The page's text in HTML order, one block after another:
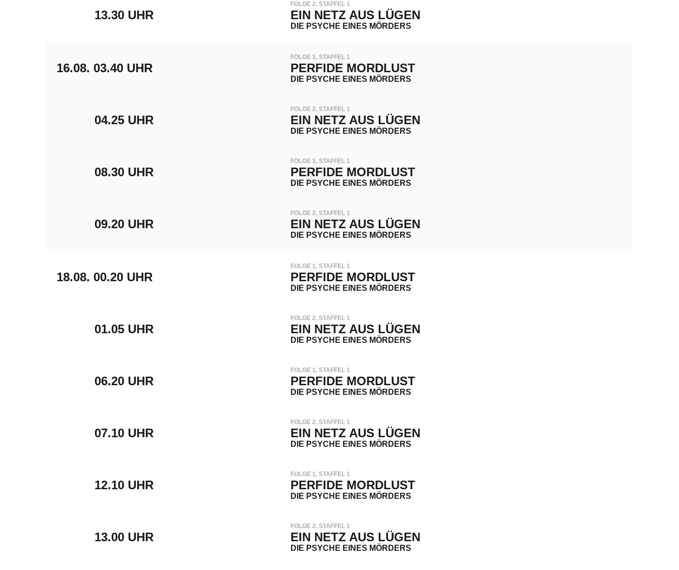
13.30 UHR
FOLGE 2, STAFFEL 1
EIN NETZ AUS LÜGEN
DIE PSYCHE EINES MÖRDERS
16.08. 03.40 UHR
FOLGE 1, STAFFEL 1
PERFIDE MORDLUST
DIE PSYCHE EINES MÖRDERS
04.25 UHR
FOLGE 2, STAFFEL 1
EIN NETZ AUS LÜGEN
DIE PSYCHE EINES MÖRDERS
08.30 UHR
FOLGE 1, STAFFEL 1
PERFIDE MORDLUST
DIE PSYCHE EINES MÖRDERS
09.20 UHR
FOLGE 2, STAFFEL 1
EIN NETZ AUS LÜGEN
DIE PSYCHE EINES MÖRDERS
18.08. 00.20 UHR
FOLGE 1, STAFFEL 1
PERFIDE MORDLUST
DIE PSYCHE EINES MÖRDERS
01.05 UHR
FOLGE 2, STAFFEL 1
EIN NETZ AUS LÜGEN
DIE PSYCHE EINES MÖRDERS
06.20 UHR
FOLGE 1, STAFFEL 1
PERFIDE MORDLUST
DIE PSYCHE EINES MÖRDERS
07.10 UHR
FOLGE 2, STAFFEL 1
EIN NETZ AUS LÜGEN
DIE PSYCHE EINES MÖRDERS
12.10 UHR
FOLGE 1, STAFFEL 1
PERFIDE MORDLUST
DIE PSYCHE EINES MÖRDERS
13.00 UHR
FOLGE 2, STAFFEL 1
EIN NETZ AUS LÜGEN
DIE PSYCHE EINES MÖRDERS